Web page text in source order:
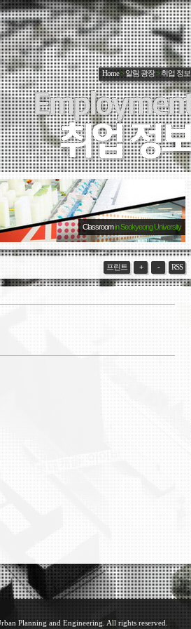
Home>알림 광장>취업 정보
Classroomin Seokyeong University
RSS
-
+
프린트
Planning and Engineering. All rights reserved.